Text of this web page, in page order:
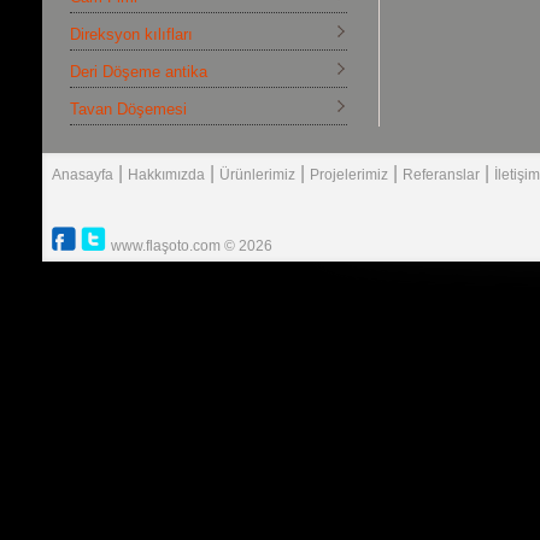
Direksyon kılıfları
Deri Döşeme antika
Tavan Döşemesi
Anasayfa Hakkımızda Ürünlerimiz| Projelerimiz| Referanslar| İletişim
www.flaşoto.com © 2026